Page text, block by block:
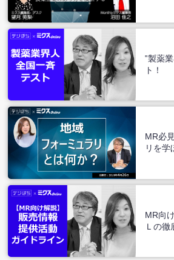
‟製薬
ト！
MR必
リを学
MR向
Ｌの徹